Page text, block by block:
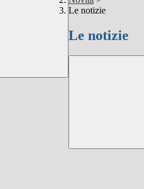
Le notizie
Le notizie